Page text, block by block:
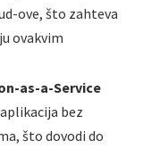
ove, što zahteva
ovakvim
as-a-Service
bez
što dovodi do